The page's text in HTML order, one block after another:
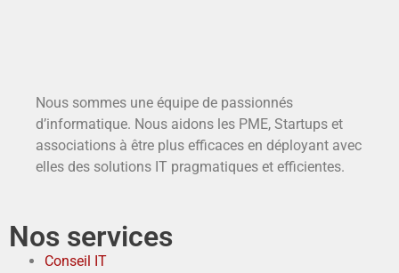
Nous sommes une équipe de passionnés
d’informatique. Nous aidons les PME, Startups et
associations à être plus efficaces en déployant avec
elles des solutions IT pragmatiques et efficientes.
Nos services
Conseil IT